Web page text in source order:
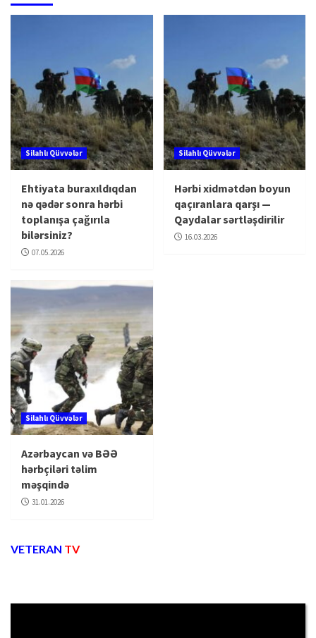
Silahlı Qüvvələr
Ehtiyata buraxıldıqdan
nə qədər sonra hərbi
toplanışa çağırıla
bilərsiniz?
07.05.2026
Silahlı Qüvvələr
Hərbi xidmətdən boyun
qaçıranlara qarşı —
Qaydalar sərtləşdirilir
16.03.2026
Silahlı Qüvvələr
Azərbaycan və BƏƏ
hərbçiləri təlim
məşqində
31.01.2026
VETERAN TV